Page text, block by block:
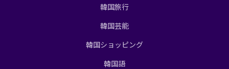
韓国旅行
韓国芸能
韓国ショッピング
韓国語